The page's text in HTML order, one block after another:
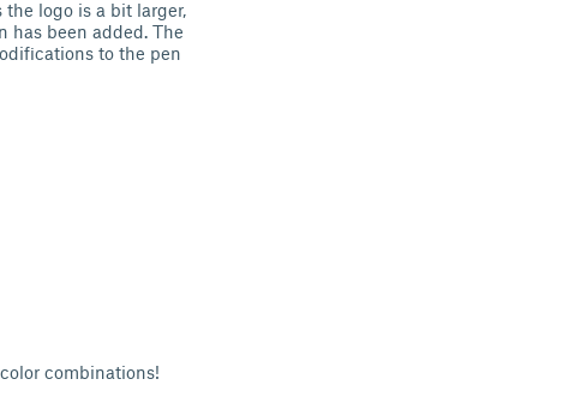
logo is a bit larger,
has been added. The
to the pen
combinations!